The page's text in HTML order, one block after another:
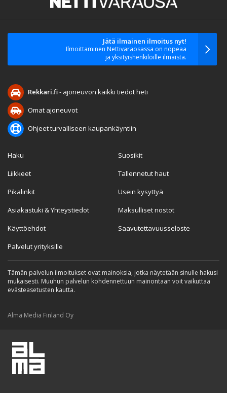
Jätä ilmainen ilmoitus nyt!
Ilmoittaminen Nettivaraosassa on nopeaa
ja yksityishenkilöille ilmaista.
Rekkari.fi- ajoneuvon kaikki tiedot heti
Omat ajoneuvot
Ohjeet turvalliseen kaupankäyntiin
Haku
Liikkeet
Pikalinkit
Asiakastuki & Yhteystiedot
Käyttöehdot
Palvelut yrityksille
Suosikit
Tallennetut haut
Usein kysyttyä
Maksulliset nostot
Saavutettavuusseloste
Tämän palvelun ilmoitukset ovat mainoksia, jotka näytetään sinulle hakusi
mukaisesti. Muuhun palvelun kohdennettuun mainontaan voit vaikuttaa
evästeasetusten kautta.
Alma Media Finland Oy